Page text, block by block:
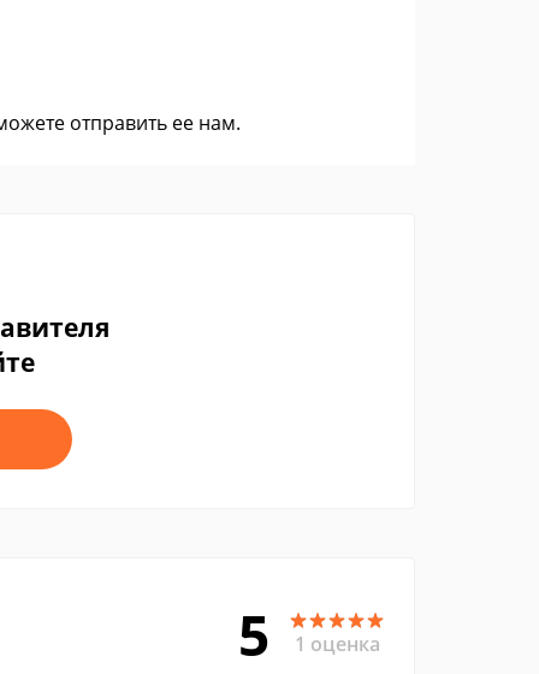
отправить ее нам.
5 1 оценка